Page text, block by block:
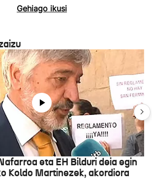
Gehiago ikusi
eta EH Bilduri deia egin
Koldo Martinezek, akordiora